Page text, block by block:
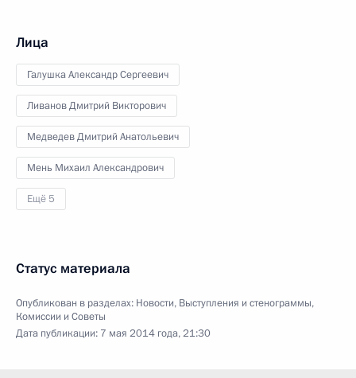
Лица
Галушка Александр Сергеевич
Ливанов Дмитрий Викторович
Медведев Дмитрий Анатольевич
Мень Михаил Александрович
Ещё 5
Статус материала
Опубликован в разделах: Новости, Выступления и стенограммы,
Комиссии и Советы
Дата публикации: 7 мая 2014 года, 21:30